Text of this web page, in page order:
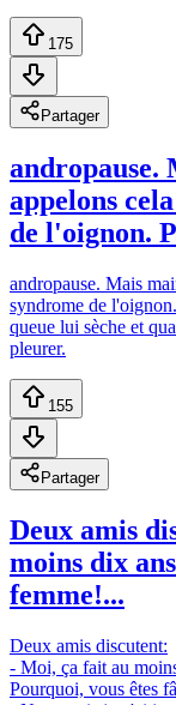
175
Partager
andropause.
appelons
de l'oignon.
andropause. Mais
syndrome de
queue lui sèche et
pleurer.
155
Partager
Deux amis
moins dix
femme!...
Deux amis discutent:
- Moi, ça fait au
Pourquoi, vous êtes